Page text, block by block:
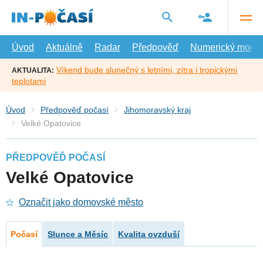
hlavní
Úvod
Aktuálně Radar Předpověď Numerický model
AKTUALITA: Víkend bude slunečný s letními, zítra i tropickými
teplotami
Úvod Předpověď počasí
Jihomoravský kraj
Velké Opatovice
PŘEDPOVĚĎ POČASÍ
Velké Opatovice
Označit jako domovské město
Počasí Slunce a Měsíc Kvalita ovzduší